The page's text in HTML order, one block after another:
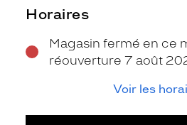
Horaires
Magasin fermé en ce
réouverture 7 août
Voir les